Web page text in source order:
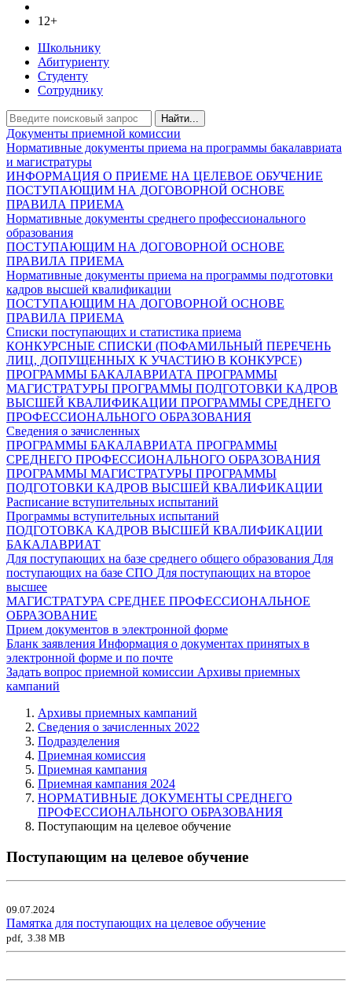
12+
Школьнику
Абитуриенту
Студенту
Сотруднику
Найти...
Документы приемной комиссии
Нормативные документы приема на программы бакалавриата
и магистратуры
ИНФОРМАЦИЯ О ПРИЕМЕ НА ЦЕЛЕВОЕ ОБУЧЕНИЕ
ПОСТУПАЮЩИМ НА ДОГОВОРНОЙ ОСНОВЕ
ПРАВИЛА ПРИЕМА
Нормативные документы среднего профессионального
образования
ПОСТУПАЮЩИМ НА ДОГОВОРНОЙ ОСНОВЕ
ПРАВИЛА ПРИЕМА
Нормативные документы приема на программы подготовки
кадров высшей квалификации
ПОСТУПАЮЩИМ НА ДОГОВОРНОЙ ОСНОВЕ
ПРАВИЛА ПРИЕМА
Списки поступающих и статистика приема
КОНКУРСНЫЕ СПИСКИ (ПОФАМИЛЬНЫЙ ПЕРЕЧЕНЬ
ЛИЦ, ДОПУЩЕННЫХ К УЧАСТИЮ В КОНКУРСЕ)
ПРОГРАММЫ БАКАЛАВРИАТА ПРОГРАММЫ
МАГИСТРАТУРЫ ПРОГРАММЫ ПОДГОТОВКИ КАДРОВ
ВЫСШЕЙ КВАЛИФИКАЦИИ ПРОГРАММЫ СРЕДНЕГО
ПРОФЕССИОНАЛЬНОГО ОБРАЗОВАНИЯ
Сведения о зачисленных
ПРОГРАММЫ БАКАЛАВРИАТА ПРОГРАММЫ
СРЕДНЕГО ПРОФЕССИОНАЛЬНОГО ОБРАЗОВАНИЯ
ПРОГРАММЫ МАГИСТРАТУРЫ ПРОГРАММЫ
ПОДГОТОВКИ КАДРОВ ВЫСШЕЙ КВАЛИФИКАЦИИ
Расписание вступительных испытаний
Программы вступительных испытаний
ПОДГОТОВКА КАДРОВ ВЫСШЕЙ КВАЛИФИКАЦИИ
БАКАЛАВРИАТ
Для поступающих на базе среднего общего образования Для
поступающих на базе СПО Для поступающих на второе
высшее
МАГИСТРАТУРА СРЕДНЕЕ ПРОФЕССИОНАЛЬНОЕ
ОБРАЗОВАНИЕ
Прием документов в электронной форме
Бланк заявления Информация о документах принятых в
электронной форме и по почте
Задать вопрос приемной комиссии Архивы приемных
кампаний
Архивы приемных кампаний
Сведения о зачисленных 2022
Подразделения
Приемная комиссия
Приемная кампания
Приемная кампания 2024
НОРМАТИВНЫЕ ДОКУМЕНТЫ СРЕДНЕГО
ПРОФЕССИОНАЛЬНОГО ОБРАЗОВАНИЯ
Поступающим на целевое обучение
Поступающим на целевое обучение
09.07.2024
Памятка для поступающих на целевое обучение
pdf, 3.38 MB